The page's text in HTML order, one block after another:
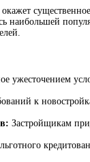
наибольшей
ужесточением
к
Застройщикам